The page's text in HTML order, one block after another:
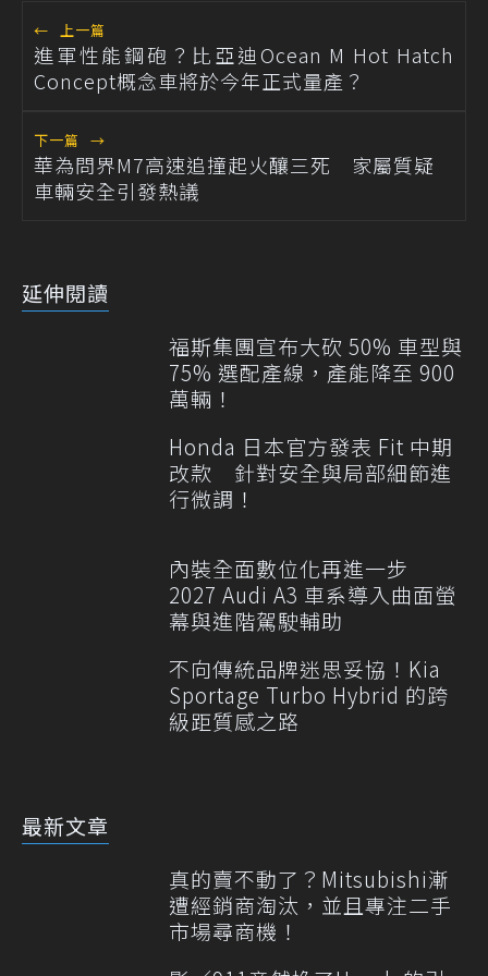
← 上一篇
進軍性能鋼砲？比亞迪Ocean M Hot Hatch
Concept概念車將於今年正式量產？
下一篇 →
華為問界M7高速追撞起火釀三死 家屬質疑
車輛安全引發熱議
延伸閱讀
福斯集團宣布大砍 50% 車型與
75% 選配產線，產能降至 900
萬輛！
Honda 日本官方發表 Fit 中期
改款 針對安全與局部細節進
行微調！
內裝全面數位化再進一步
2027 Audi A3 車系導入曲面螢
幕與進階駕駛輔助
不向傳統品牌迷思妥協！Kia
Sportage Turbo Hybrid 的跨
級距質感之路
最新文章
真的賣不動了？Mitsubishi漸
遭經銷商淘汰，並且專注二手
市場尋商機！